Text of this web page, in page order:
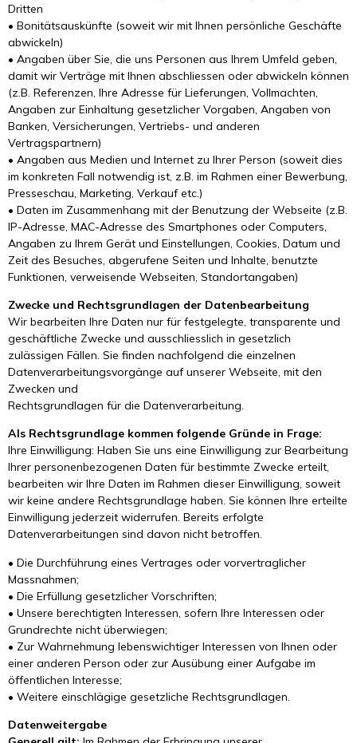
Dritten
• Bonitätsauskünfte (soweit wir mit Ihnen persönliche Geschäfte
abwickeln)
• Angaben über Sie, die uns Personen aus Ihrem Umfeld geben,
damit wir Verträge mit Ihnen abschliessen oder abwickeln können
(z.B. Referenzen, Ihre Adresse für Lieferungen, Vollmachten,
Angaben zur Einhaltung gesetzlicher Vorgaben, Angaben von
Banken, Versicherungen, Vertriebs- und anderen
Vertragspartnern)
• Angaben aus Medien und Internet zu Ihrer Person (soweit dies
im konkreten Fall notwendig ist, z.B. im Rahmen einer Bewerbung,
Presseschau, Marketing, Verkauf etc.)
• Daten im Zusammenhang mit der Benutzung der Webseite (z.B.
IP-Adresse, MAC-Adresse des Smartphones oder Computers,
Angaben zu Ihrem Gerät und Einstellungen, Cookies, Datum und
Zeit des Besuches, abgerufene Seiten und Inhalte, benutzte
Funktionen, verweisende Webseiten, Standortangaben)
Zwecke und Rechtsgrundlagen der Datenbearbeitung
Wir bearbeiten Ihre Daten nur für festgelegte, transparente und
geschäftliche Zwecke und ausschliesslich in gesetzlich
zulässigen Fällen. Sie finden nachfolgend die einzelnen
Datenverarbeitungsvorgänge auf unserer Webseite, mit den
Zwecken und
Rechtsgrundlagen für die Datenverarbeitung.
Als Rechtsgrundlage kommen folgende Gründe in Frage:
Ihre Einwilligung: Haben Sie uns eine Einwilligung zur Bearbeitung
Ihrer personenbezogenen Daten für bestimmte Zwecke erteilt,
bearbeiten wir Ihre Daten im Rahmen dieser Einwilligung, soweit
wir keine andere Rechtsgrundlage haben. Sie können Ihre erteilte
Einwilligung jederzeit widerrufen. Bereits erfolgte
Datenverarbeitungen sind davon nicht betroffen.
• Die Durchführung eines Vertrages oder vorvertraglicher
Massnahmen;
• Die Erfüllung gesetzlicher Vorschriften;
• Unsere berechtigten Interessen, sofern Ihre Interessen oder
Grundrechte nicht überwiegen;
• Zur Wahrnehmung lebenswichtiger Interessen von Ihnen oder
einer anderen Person oder zur Ausübung einer Aufgabe im
öffentlichen Interesse;
• Weitere einschlägige gesetzliche Rechtsgrundlagen.
Datenweitergabe